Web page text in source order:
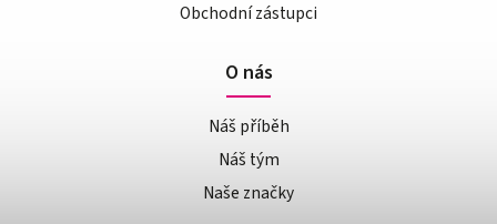
Obchodní zástupci
O nás
Náš příběh
Náš tým
Naše značky